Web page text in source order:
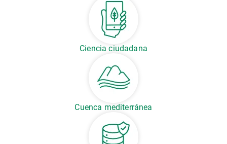
Ciencia ciudadana
Cuenca mediterránea